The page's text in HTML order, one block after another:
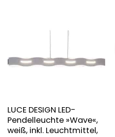
LUCE DESIGN LED-
Pendelleuchte »Wave«,
weiß, inkl. Leuchtmittel,